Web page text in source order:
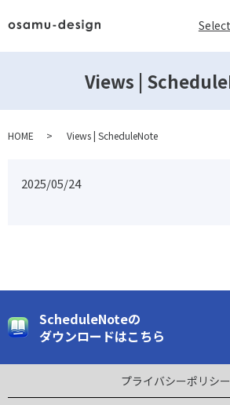
Views |
HOME Views | ScheduleNote
2025/05/24
ScheduleNoteの
ダウンロードはこちら
プライバシーポリシー